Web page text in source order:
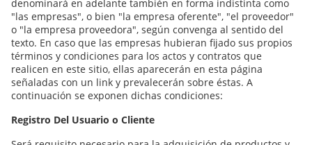
denominará en adelante también en forma indistinta como
"las empresas", o bien "la empresa oferente", "el proveedor"
o "la empresa proveedora", según convenga al sentido del
texto. En caso que las empresas hubieran fijado sus propios
términos y condiciones para los actos y contratos que
realicen en este sitio, ellas aparecerán en esta página
señaladas con un link y prevalecerán sobre éstas. A
continuación se exponen dichas condiciones:
Registro Del Usuario o Cliente